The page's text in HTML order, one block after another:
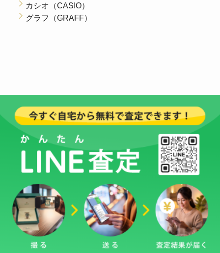
カシオ（CASIO）
グラフ（GRAFF）